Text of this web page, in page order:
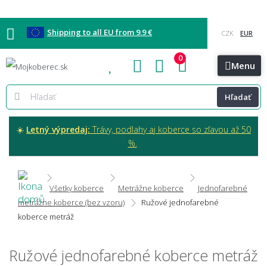
Shipping to all EU from 9.9 €
Blog Kontakt Menu
Hľadať
0
☀️ Letný výpredaj: Trávy, podlahy aj koberce so zľavou až 50
%.
Všetky koberce Metrážne koberce
Jednofarebné
metrážne koberce (bez vzoru)
Ružové jednofarebné
koberce metráž
Ružové jednofarebné koberce metráž